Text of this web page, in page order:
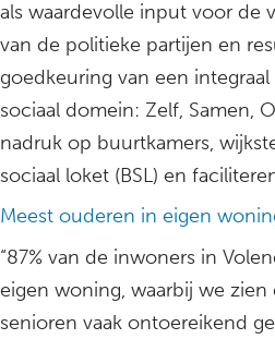
als waardevolle input voor de
van de politieke partijen en
goedkeuring van een
sociaal domein: Zelf, Samen,
nadruk op buurtkamers,
sociaal loket (BSL) en
Meest ouderen in eigen
“87% van de inwoners in
eigen woning, waarbij we
senioren vaak ontoereikend